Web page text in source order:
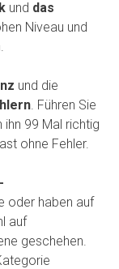
und das
Niveau und
und die
. Führen Sie
ihn 99 Mal richtig
ohne Fehler.
oder haben auf
auf
geschehen.